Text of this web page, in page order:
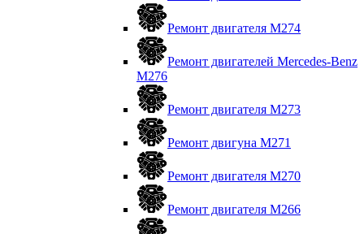
Ремонт двигателя М274
Ремонт двигателей Mercedes-Benz
M276
Ремонт двигателя М273
Ремонт двигуна М271
Ремонт двигателя М270
Ремонт двигателя М266